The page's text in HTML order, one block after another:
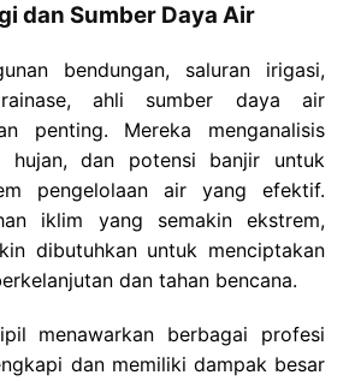
dan Sumber Daya Air
bendungan, saluran irigasi,
ahli sumber daya air
penting. Mereka menganalisis
hujan, dan potensi banjir untuk
pengelolaan air yang efektif.
iklim yang semakin ekstrem,
dibutuhkan untuk menciptakan
dan tahan bencana.
menawarkan berbagai profesi
dan memiliki dampak besar